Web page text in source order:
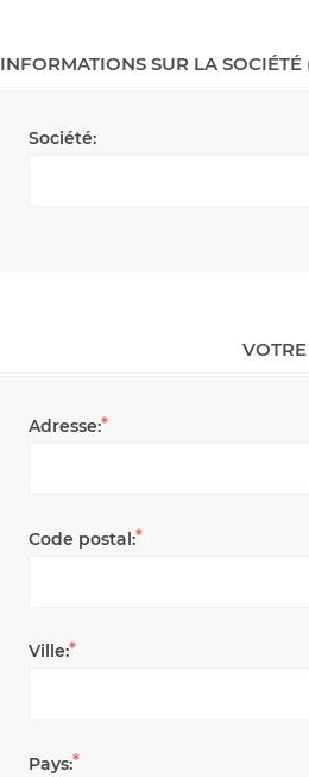
INFORMATIONS SUR LA
Société:
Adresse:*
Code postal:*
Ville:*
Pays:*